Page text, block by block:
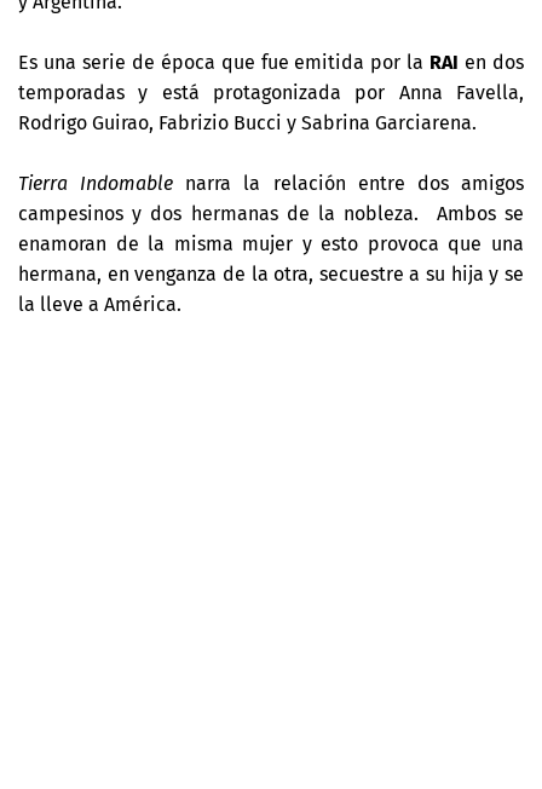
Es una serie de época que fue emitida por la RAI en dos
temporadas y está protagonizada por Anna Favella,
Rodrigo Guirao, Fabrizio Bucci y Sabrina Garciarena.
Tierra Indomable narra la relación entre dos amigos
campesinos y dos hermanas de la nobleza. Ambos se
enamoran de la misma mujer y esto provoca que una
hermana, en venganza de la otra, secuestre a su hija y se
la lleve a América.